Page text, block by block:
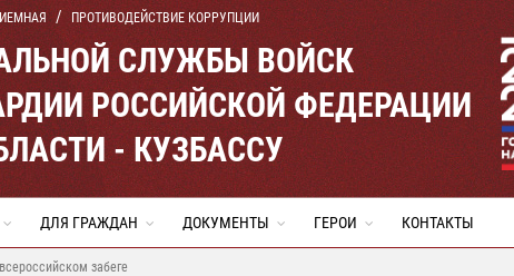
ПРОТИВОДЕЙСТВИЕ КОРРУПЦИИ
СЛУЖБЫ ВОЙСК
РОССИЙСКОЙ ФЕДЕРАЦИИ
- КУЗБАССУ
ДЛЯ ГРАЖДАН ДОКУМЕНТЫ ГЕРОИ КОНТАКТЫ
забеге